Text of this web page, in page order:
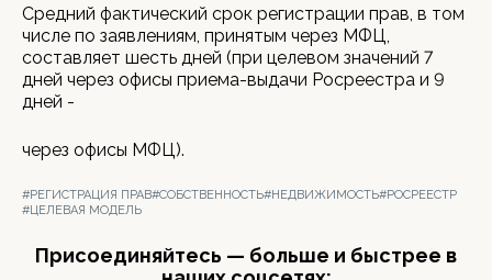
Средний фактический срок регистрации прав, в том
числе по заявлениям, принятым через МФЦ,
составляет шесть дней (при целевом значений 7
дней через офисы приема-выдачи Росреестра и 9
дней -
через офисы МФЦ).
#РЕГИСТРАЦИЯ ПРАВ#СОБСТВЕННОСТЬ#НЕДВИЖИМОСТЬ#РОСРЕЕСТР
#ЦЕЛЕВАЯ МОДЕЛЬ
Присоединяйтесь — больше и быстрее в